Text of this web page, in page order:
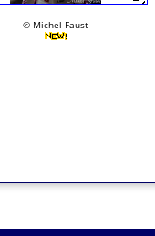
© Michel Faust